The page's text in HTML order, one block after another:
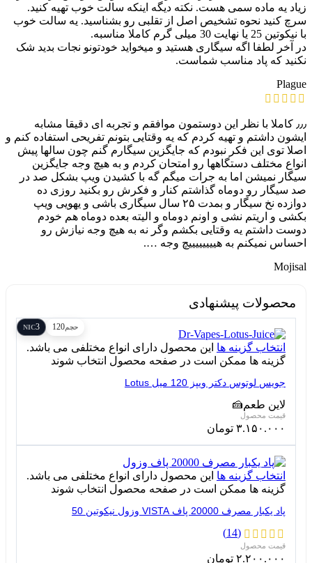
زیاد یه ماده سمی هست. نکته دیگه اینکه سالت خوب تهیه کنید.
سرچ کنید نحوه تشخیص اصل از تقلبی رو بشناسید. یه سالت خوب
با نیکوتین 25 یا نهایت 30 میلی گرم کاملا مناسبه.
در آخر لطفا اگه سیگاری هستید و میخواید خودتونو نجات بدید شک
نکنید که پاد مناسب شماست.
Plague
٫٫٫ کاملا با نظر این دوستمون موافقم و تجربه ای دقیقا مشابه
ایشون داشتم و تهیه کردم که یه وقتایی بتونم تفریحی استفاده کنم و
اصلا توی این فکر نبودم که جایگزین سیگارم گنم چون سالها پیش
انواع مختلف دستگاهها رو امتحان کردم و به هیچ وجه جایگزین
سیگار نمیشن اما به جرات میگم گه با کشیدن ویپ بشکل صد در
صد سیگار رو دوماه گذاشتم کنار و فکرش رو بکنید روزی ده
دوازده نخ سیگار و بمدت ۲۵ سال سیگاری باشی و یهویی ویپ
بکشی و اریتم نشی و اونم دوماه و الیته بعده دوماه هم خودم
دوست داشتم یه وقتایی بکشم وگر نه به هیچ وجه نیازش رو
احساس نمیکنم به هییییییییچ وجه ….
Mojisal
محصولات پیشنهادی
حجم120
3
NIC
انتخاب گزینه ها این محصول دارای انواع مختلفی می باشد.
گزینه ها ممکن است در صفحه محصول انتخاب شوند
جویس لوتوس دکتر ویپز 120 میل Lotus
لاین طعم🍰
۳.۱۵۰.۰۰۰ تومان
انتخاب گزینه ها این محصول دارای انواع مختلفی می باشد.
گزینه ها ممکن است در صفحه محصول انتخاب شوند
پاد یکبار مصرف 20000 پاف VISTA وزول نیکوتین 50
(14)
۲.۲۰۰.۰۰۰ تومان